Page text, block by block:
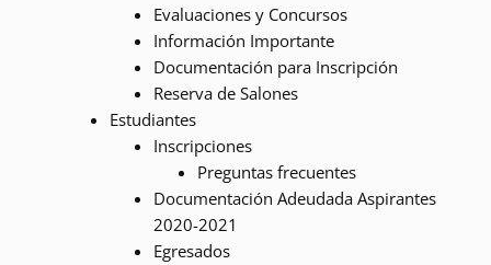
Evaluaciones y Concursos
Información Importante
Documentación para Inscripción
Reserva de Salones
Estudiantes
Inscripciones
Preguntas frecuentes
Documentación Adeudada Aspirantes
2020-2021
Egresados